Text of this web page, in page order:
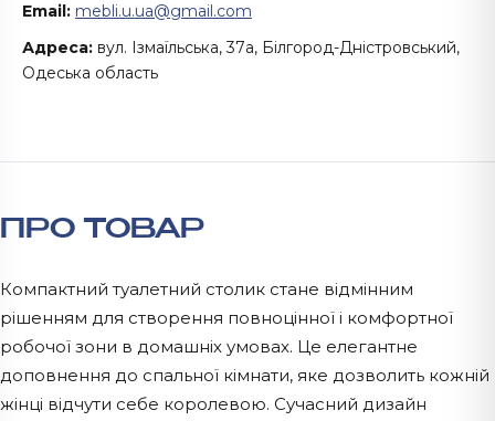
Email: mebli.u.ua@gmail.com
Адреса: вул. Ізмаїльська, 37а, Білгород-Дністровський,
Одеська область
ПРО ТОВАР
Компактний туалетний столик стане відмінним
рішенням для створення повноцінної і комфортної
робочої зони в домашніх умовах. Це елегантне
доповнення до спальної кімнати, яке дозволить кожній
жінці відчути себе королевою. Сучасний дизайн